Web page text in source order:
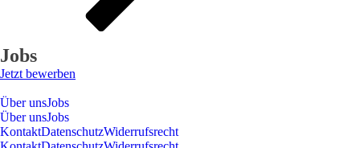
Jobs
Jetzt bewerben
Über unsJobs
Über unsJobs
KontaktDatenschutzWiderrufsrecht